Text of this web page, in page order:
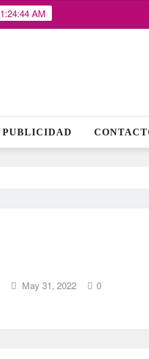
1:24:45 AM
PUBLICIDAD
May 31, 2022 0